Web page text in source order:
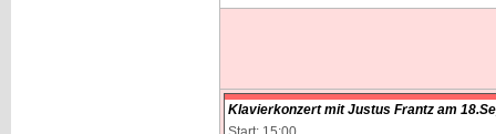
Klavierkonzert mit Justus Frantz am